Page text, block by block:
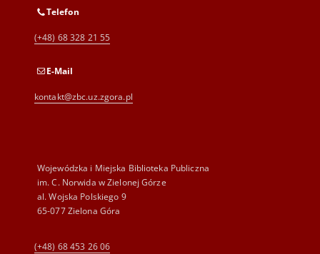
Telefon
(+48) 68 328 21 55
E-Mail
kontakt@zbc.uz.zgora.pl
Wojewódzka i Miejska Biblioteka Publiczna
im. C. Norwida w Zielonej Górze
al. Wojska Polskiego 9
65-077 Zielona Góra
(+48) 68 453 26 06